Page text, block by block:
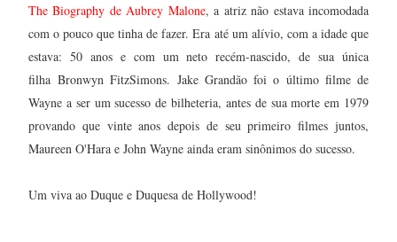
The Biography de Aubrey Malone, a atriz não estava incomodada
com o pouco que tinha de fazer. Era até um alívio, com a idade que
estava: 50 anos e com um neto recém-nascido, de sua única
filha Bronwyn FitzSimons. Jake Grandão foi o último filme de
Wayne a ser um sucesso de bilheteria, antes de sua morte em 1979
provando que vinte anos depois de seu primeiro filmes juntos,
Maureen O'Hara e John Wayne ainda eram sinônimos do sucesso.
Um viva ao Duque e Duquesa de Hollywood!